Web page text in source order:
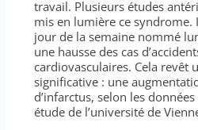
travail. Plusieurs études
mis en lumière ce syndrome.
jour de la semaine nommé
une hausse des cas
cardiovasculaires. Cela revêt
significative : une
d’infarctus, selon les
étude de l’université de